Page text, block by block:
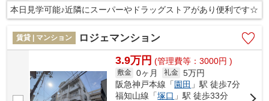
本日見学可能♪近隣にスーパーやドラッグストアがあり便利です☆
賃貸 | マンション ロジェマンション
3.9万円 (管理費等：3000円 )
敷金 0ヶ月 礼金 5万円
阪急神戸本線「園田 」駅 徒歩7分
福知山線「塚口 」駅 徒歩33分